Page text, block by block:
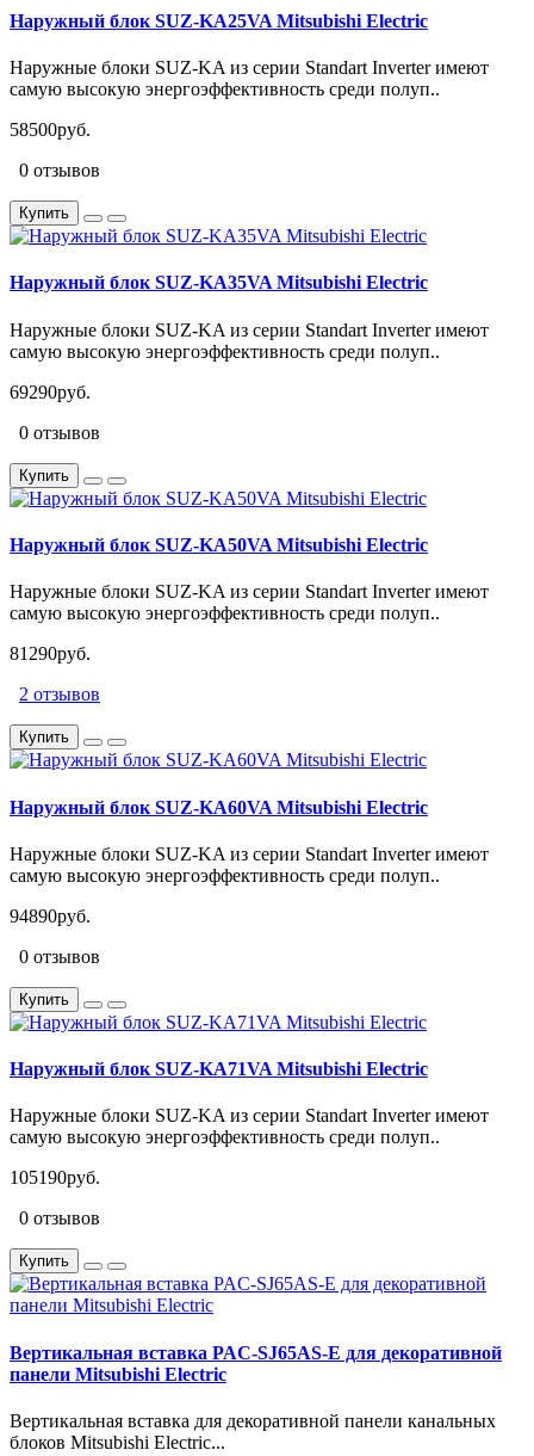
Наружный блок SUZ-KA25VA Mitsubishi Electric
Наружные блоки SUZ-KA из серии Standart Inverter имеют
самую высокую энергоэффективность среди полуп..
58500руб.
0 отзывов
Купить
Наружный блок SUZ-KA35VA Mitsubishi Electric
Наружные блоки SUZ-KA из серии Standart Inverter имеют
самую высокую энергоэффективность среди полуп..
69290руб.
0 отзывов
Купить
Наружный блок SUZ-KA50VA Mitsubishi Electric
Наружные блоки SUZ-KA из серии Standart Inverter имеют
самую высокую энергоэффективность среди полуп..
81290руб.
2 отзывов
Купить
Наружный блок SUZ-KA60VA Mitsubishi Electric
Наружные блоки SUZ-KA из серии Standart Inverter имеют
самую высокую энергоэффективность среди полуп..
94890руб.
0 отзывов
Купить
Наружный блок SUZ-KA71VA Mitsubishi Electric
Наружные блоки SUZ-KA из серии Standart Inverter имеют
самую высокую энергоэффективность среди полуп..
105190руб.
0 отзывов
Купить
Вертикальная вставка PAC-SJ65AS-E для декоративной
панели Mitsubishi Electric
Вертикальная вставка для декоративной панели канальных
блоков Mitsubishi Electric...